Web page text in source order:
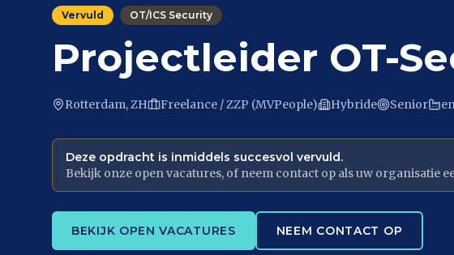
Vervuld OT/ICS Security
Projectleider OT-
Rotterdam, ZH Freelance / ZZP (MVPeople) Hybride Senior
Deze opdracht is inmiddels succesvol vervuld.
Bekijk onze open vacatures, of neem contact op als uw organisatie
BEKIJK OPEN VACATURES NEEM CONTACT OP